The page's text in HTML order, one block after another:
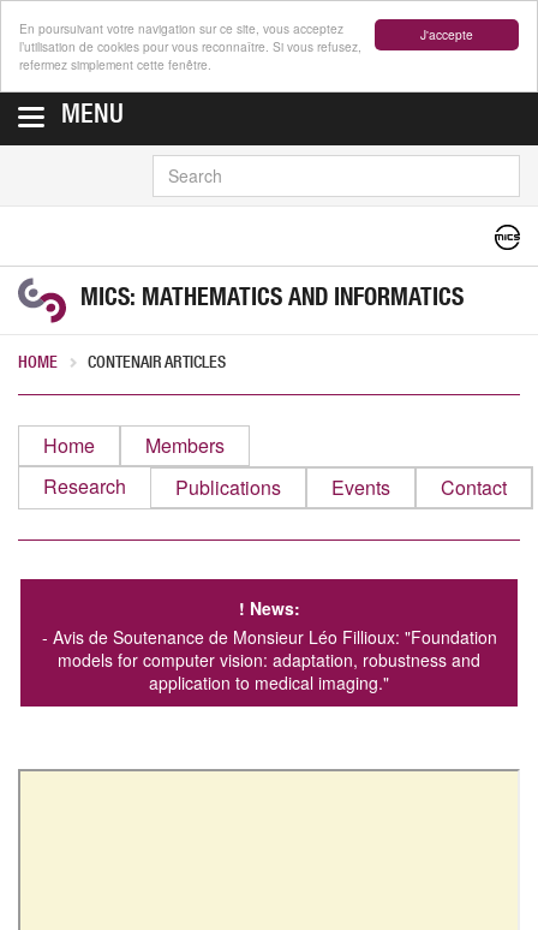
J'accepte
En poursuivant votre navigation sur ce site, vous acceptez
l’utilisation de cookies pour vous reconnaître. Si vous refusez,
refermez simplement cette fenêtre.
MENU
MICS: MATHEMATICS AND INFORMATICS
HOME CONTENAIR ARTICLES
Home
Members
Research
Publications Events Contact
! News:
- Avis de Soutenance de Monsieur Léo Fillioux: "Foundation
models for computer vision: adaptation, robustness and
application to medical imaging."